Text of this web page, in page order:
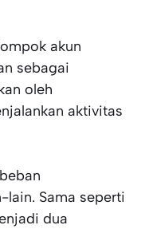
akun
sebagai
oleh
aktivitas
lain. Sama seperti
dua